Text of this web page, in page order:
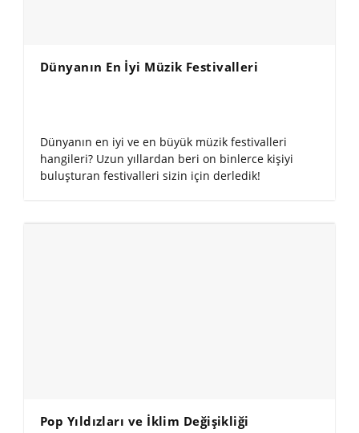
Dünyanın En İyi Müzik Festivalleri
Dünyanın en iyi ve en büyük müzik festivalleri
hangileri? Uzun yıllardan beri on binlerce kişiyi
buluşturan festivalleri sizin için derledik!
Pop Yıldızları ve İklim Değişikliği